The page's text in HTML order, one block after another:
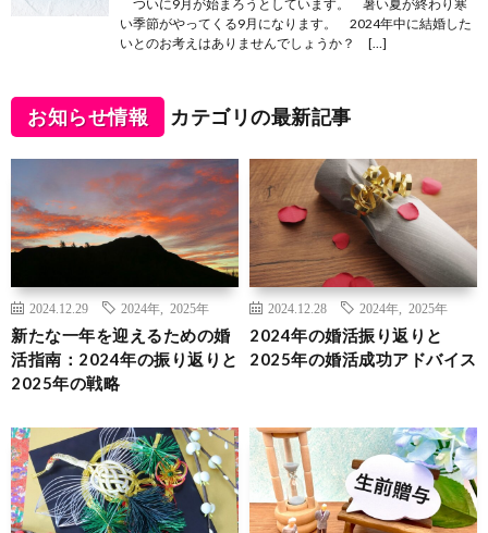
ついに9月が始まろうとしています。 暑い夏が終わり寒
い季節がやってくる9月になります。 2024年中に結婚した
いとのお考えはありませんでしょうか？ […]
お知らせ情報 カテゴリの最新記事
2024.12.29 2024年 2025年
新たな一年を迎えるための婚
活指南：2024年の振り返りと
2025年の戦略
2024.12.28 2024年 2025年
2024年の婚活振り返りと
2025年の婚活成功アドバイス